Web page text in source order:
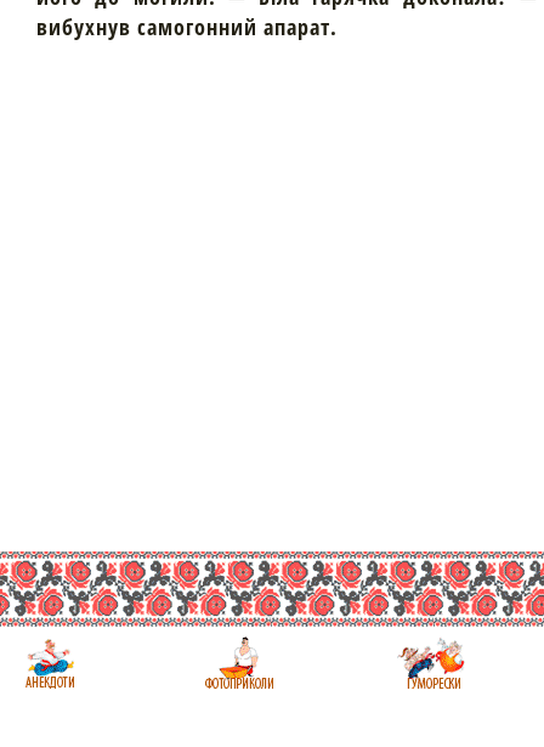
вибухнув самогонний апарат.